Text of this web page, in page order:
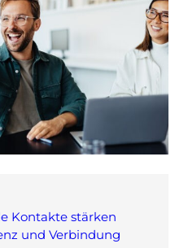
Kontakte stärken
und Verbindung